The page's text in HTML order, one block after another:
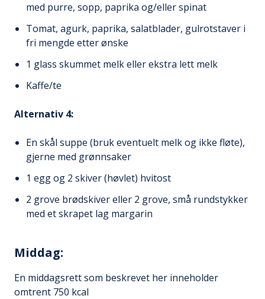
med purre, sopp, paprika og/eller spinat
Tomat, agurk, paprika, salatblader, gulrotstaver i
fri mengde etter ønske
1 glass skummet melk eller ekstra lett melk
Kaffe/te
Alternativ 4:
En skål suppe (bruk eventuelt melk og ikke fløte),
gjerne med grønnsaker
1 egg og 2 skiver (høvlet) hvitost
2 grove brødskiver eller 2 grove, små rundstykker
med et skrapet lag margarin
Middag:
En middagsrett som beskrevet her inneholder
omtrent 750 kcal